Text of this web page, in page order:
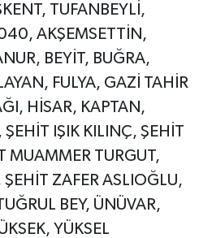
TUFANBEYLİ,
AKŞEMSETTİN,
BEYİT, BUĞRA,
FULYA, GAZİ TAHİR
HİSAR, KAPTAN,
IŞIK KILINÇ, ŞEHİT
MUAMMER TURGUT,
ZAFER ASLIOĞLU,
BEY, ÜNÜVAR,
YÜKSEL